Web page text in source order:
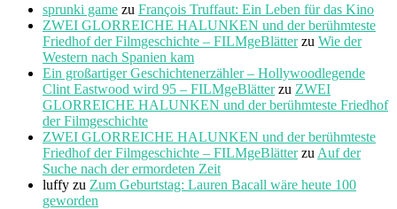
sprunki game zu François Truffaut: Ein Leben für das Kino
ZWEI GLORREICHE HALUNKEN und der berühmteste
Friedhof der Filmgeschichte – FILMgeBlätterzu Wie der
Western nach Spanien kam
Ein großartiger Geschichtenerzähler – Hollywoodlegende
Clint Eastwood wird 95 – FILMgeBlätterzu ZWEI
GLORREICHE HALUNKEN und der berühmteste Friedhof
der Filmgeschichte
ZWEI GLORREICHE HALUNKEN und der berühmteste
Friedhof der Filmgeschichte – FILMgeBlätterzu Auf der
Suche nach der ermordeten Zeit
luffy zu Zum Geburtstag: Lauren Bacall wäre heute 100
geworden